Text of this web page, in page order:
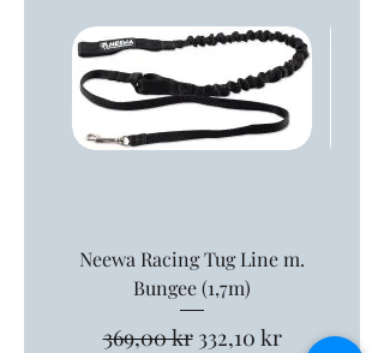
Neewa Racing Tug Line m.
Bungee (1,7m)
Ordinarie pris
369,00 kr Reapris
332,10 kr